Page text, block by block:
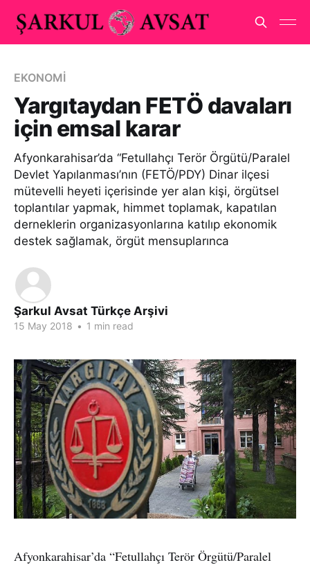
EKONOMİ
Yargıtaydan FETÖ davaları
için emsal karar
Afyonkarahisar’da “Fetullahçı Terör Örgütü/Paralel
Devlet Yapılanması’nın (FETÖ/PDY) Dinar ilçesi
mütevelli heyeti içerisinde yer alan kişi, örgütsel
toplantılar yapmak, himmet toplamak, kapatılan
derneklerin organizasyonlarına katılıp ekonomik
destek sağlamak, örgüt mensuplarınca
Şarkul Avsat Türkçe Arşivi
15 May 2018 • 1 min read
Afyonkarahisar’da “Fetullahçı Terör Örgütü/Paralel